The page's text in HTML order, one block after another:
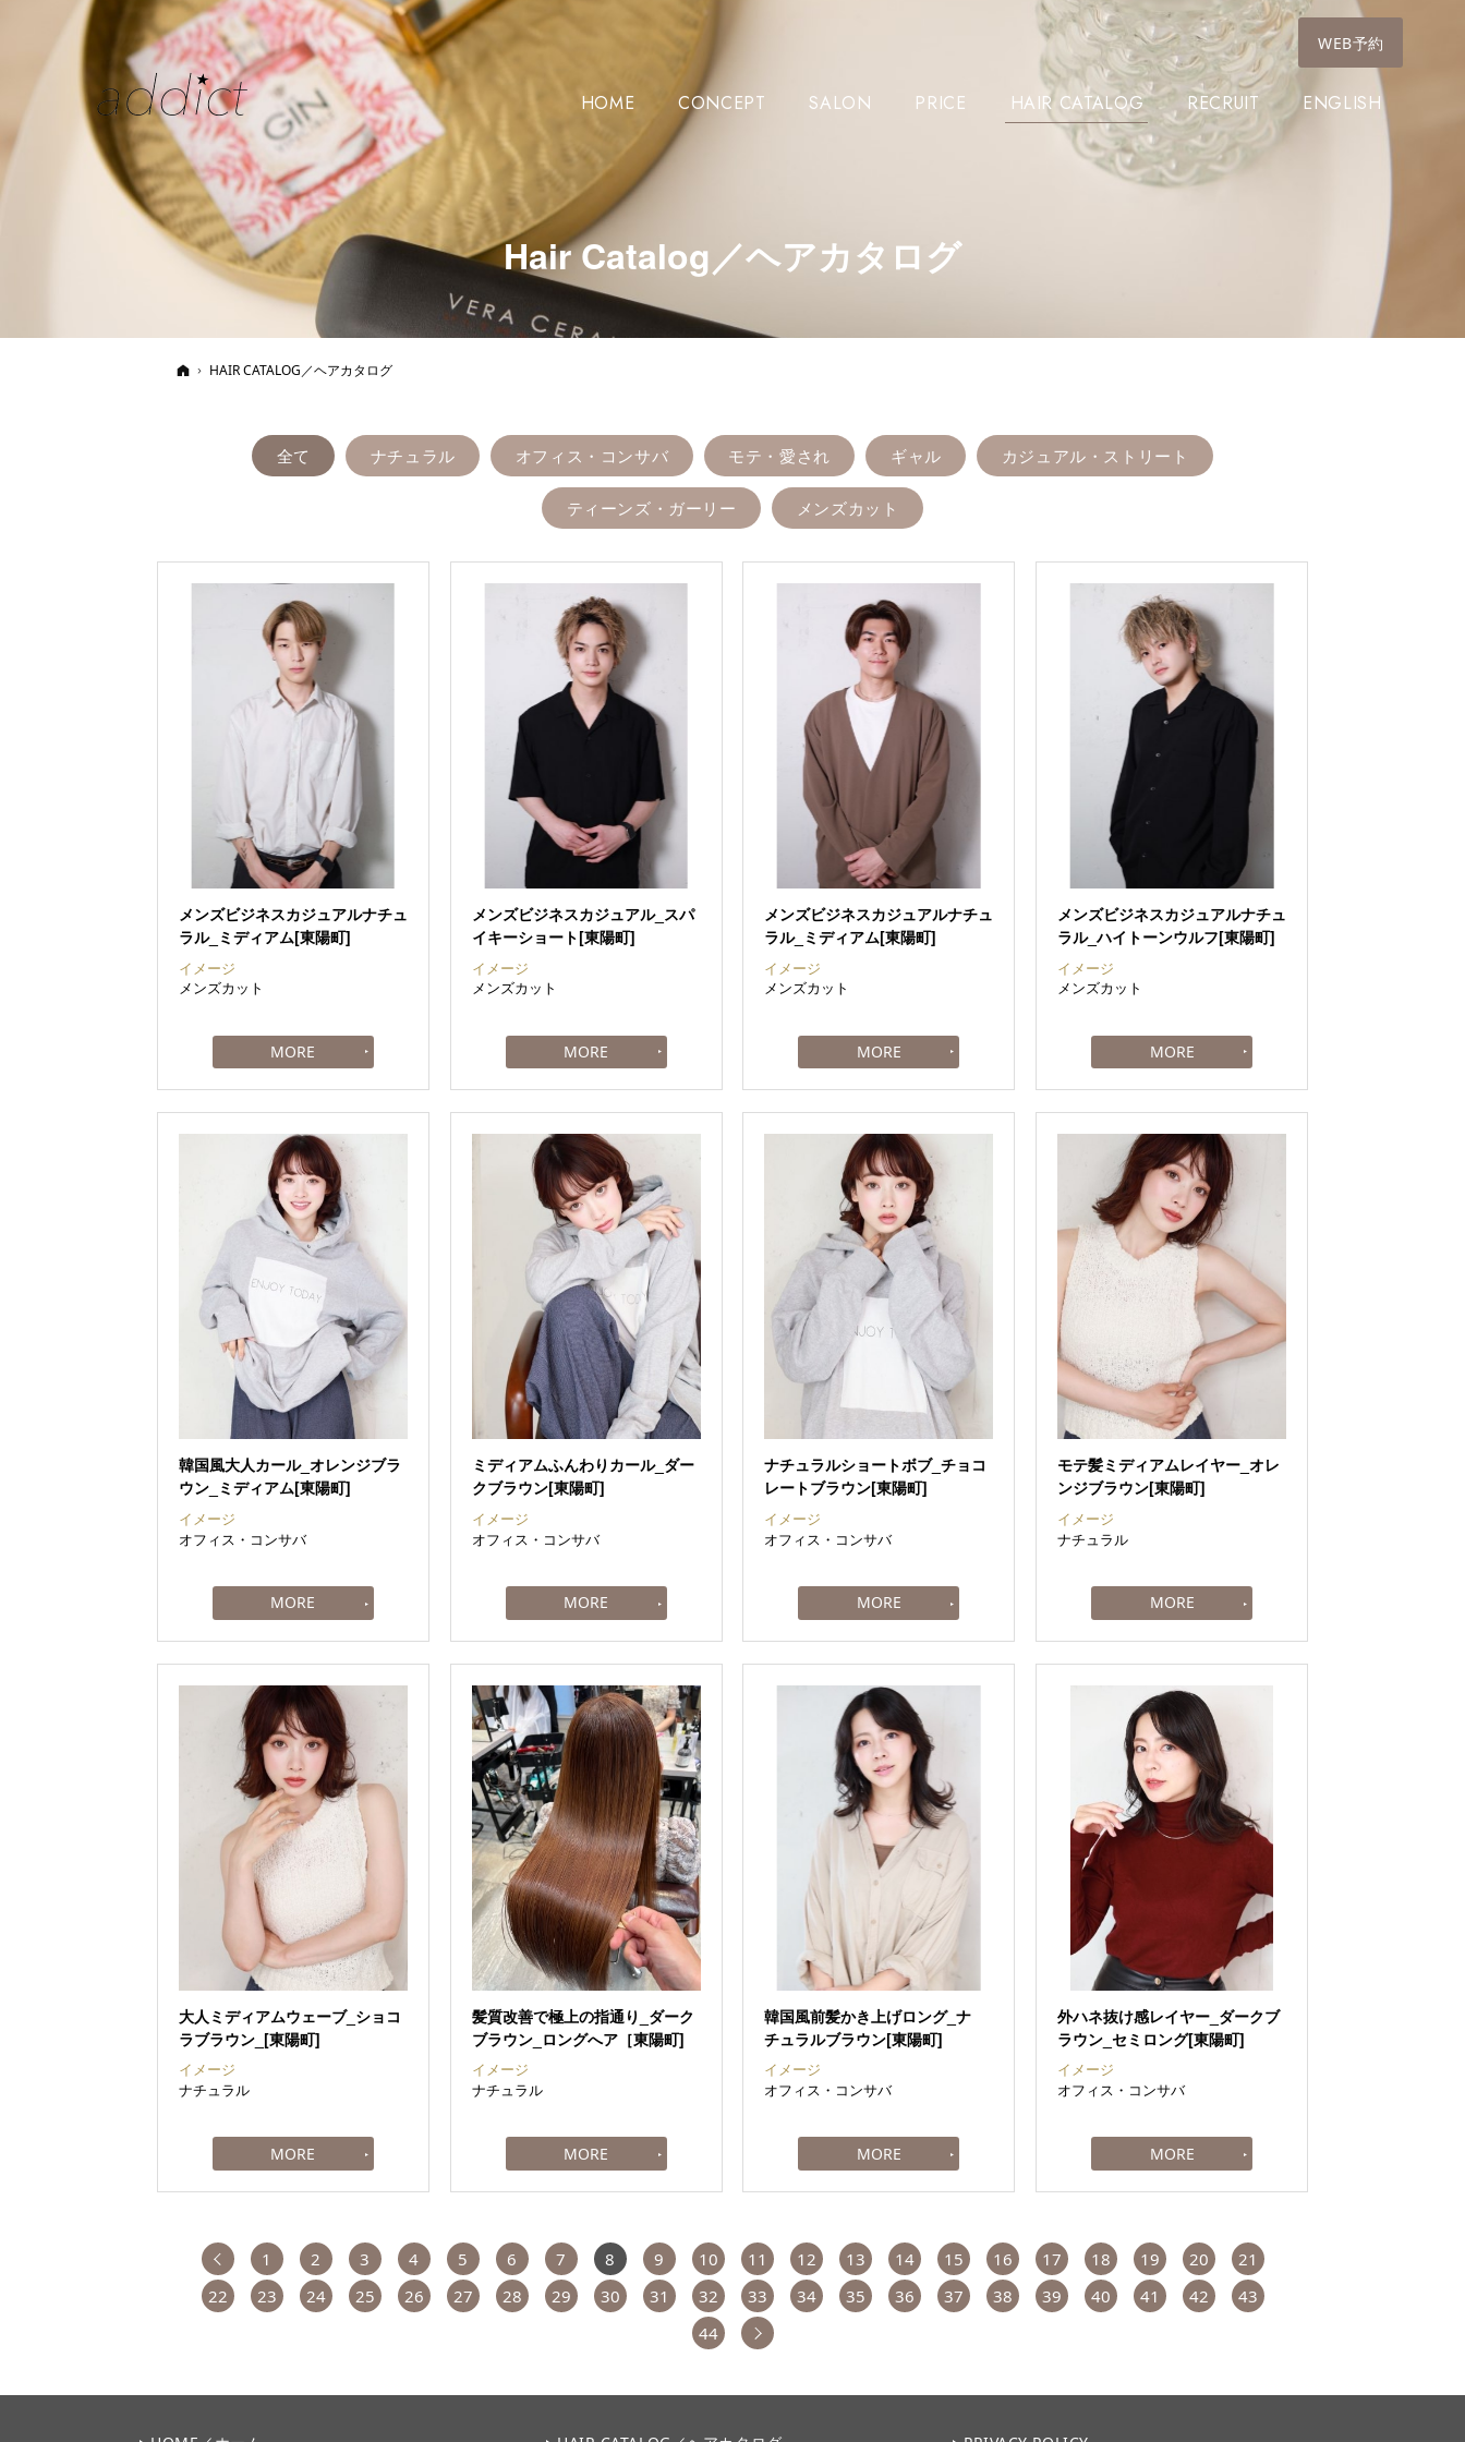
Hair Catalog／ヘアカタログ
ホーム
HAIR CATALOG／ヘアカタログ
全て ナチュラル オフィス・コンサバ モテ・愛され ギャル カジュアル・ストリート
ティーンズ・ガーリー メンズカット
メンズビジネスカジュアルナチュ
ラル_ミディアム[東陽町]
イメージ
メンズカット
メンズビジネスカジュアル_スパ
イキーショート[東陽町]
イメージ
メンズカット
メンズビジネスカジュアルナチュ
ラル_ミディアム[東陽町]
イメージ
メンズカット
メンズビジネスカジュアルナチュ
ラル_ハイトーンウルフ[東陽町]
イメージ
メンズカット
韓国風大人カール_オレンジブラ
ウン_ミディアム[東陽町]
イメージ
オフィス・コンサバ
ミディアムふんわりカール_ダー
クブラウン[東陽町]
イメージ
オフィス・コンサバ
ナチュラルショートボブ_チョコ
レートブラウン[東陽町]
イメージ
オフィス・コンサバ
モテ髪ミディアムレイヤー_オレ
ンジブラウン[東陽町]
イメージ
ナチュラル
大人ミディアムウェーブ_ショコ
ラブラウン_[東陽町]
イメージ
ナチュラル
髪質改善で極上の指通り_ダーク
ブラウン_ロングへア［東陽町]
イメージ
ナチュラル
韓国風前髪かき上げロング_ナ
チュラルブラウン[東陽町]
イメージ
オフィス・コンサバ
外ハネ抜け感レイヤー_ダークブ
ラウン_セミロング[東陽町]
イメージ
オフィス・コンサバ
1 2 3 4 5 6 7 8 9 10 11 12 13 14 15 16 17 18 19 20
21
22
23 24 25 26 27 28 29 30 31 32 33 34 35 36 37 38 39 40 41 42
43
44
WEB予約
HOME CONCEPT SALON PRICE HAIR CATALOG RECRUIT ENGLISH